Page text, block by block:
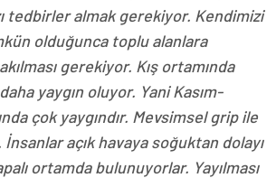
tedbirler almak gerekiyor. Kendimizi
olduğunca toplu alanlara
gerekiyor. Kış ortamında
yaygın oluyor. Yani Kasım-
çok yaygındır. Mevsimsel grip ile
açık havaya soğuktan dolayı
ortamda bulunuyorlar. Yayılması